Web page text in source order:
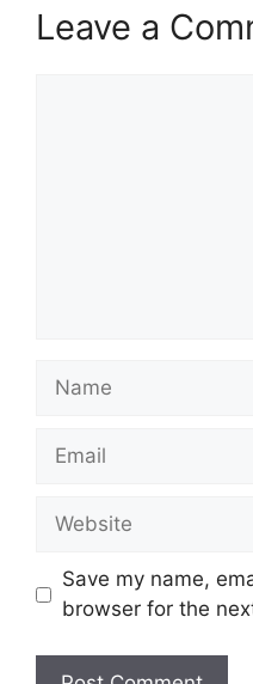
Leave a
Name
Email
Website
Save my name,
browser for the